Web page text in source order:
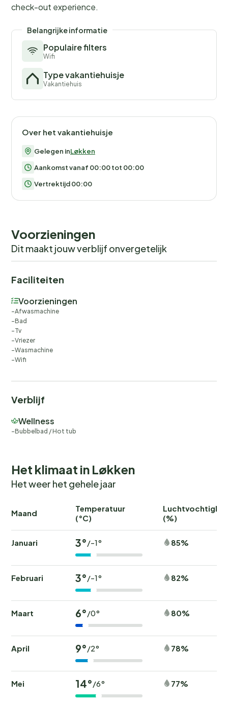
check-out experience.
Belangrijke informatie
Populaire filters
Wifi
Type vakantiehuisje
Vakantiehuis
Over het vakantiehuisje
Gelegen inLøkken
Aankomst vanaf 00:00 tot 00:00
Vertrektijd 00:00
Voorzieningen
Dit maakt jouw verblijf onvergetelijk
Faciliteiten
Voorzieningen
Afwasmachine
Bad
Tv
Vriezer
Wasmachine
Wifi
Verblijf
Wellness
Bubbelbad / Hot tub
Het klimaat in Løkken
Het weer het gehele jaar
Maand
Temperatuur
(°C)
(%)
Januari 3°/-1° 85%
Februari 3°/-1° 82%
Maart 6°/0° 80%
April 9°/2° 78%
Mei 14°/6° 77%